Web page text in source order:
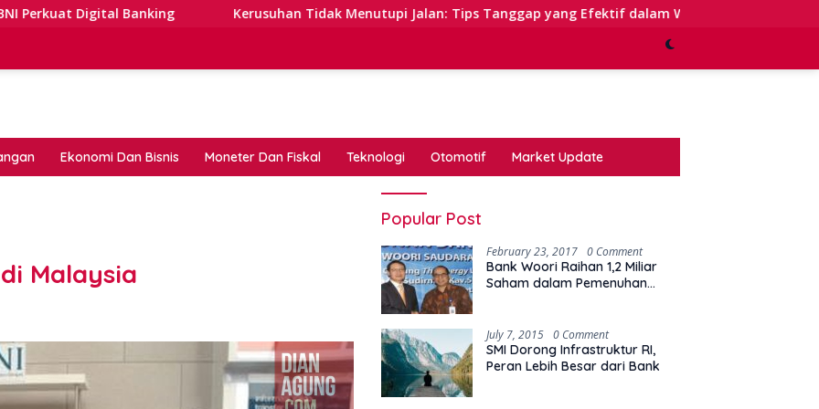
Kerusuhan Tidak Menutupi Jalan: Tips Tanggap yang Efektif dalam Waktu Keterbatasan
Ekonomi Dan Bisnis Moneter Dan Fiskal Teknologi Otomotif Market Update
Malaysia
Popular Post
February 23, 2017 0 Comment
Bank Woori Raihan 1,2 Miliar
Saham dalam Pemenuhan
July 7, 2015 0 Comment
SMI Dorong Infrastruktur RI,
Peran Lebih Besar dari Bank